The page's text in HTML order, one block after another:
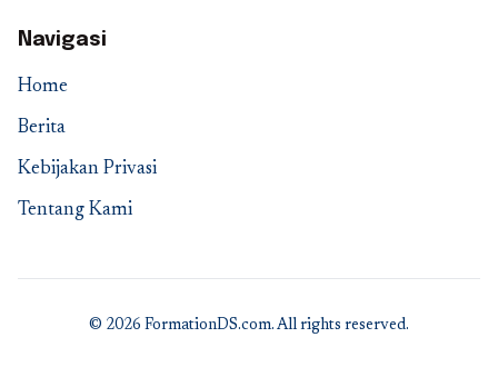
Navigasi
Home
Berita
Kebijakan Privasi
Tentang Kami
© 2026 FormationDS.com. All rights reserved.